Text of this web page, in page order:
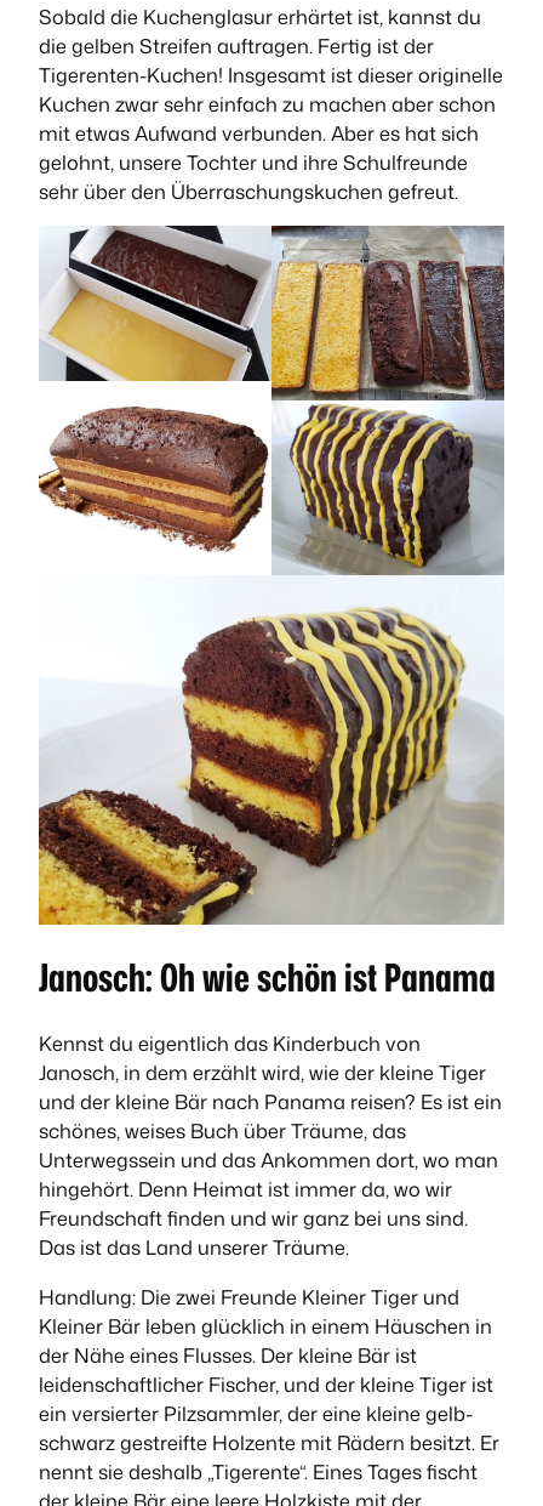
Sobald die Kuchenglasur erhärtet ist, kannst du
die gelben Streifen auftragen. Fertig ist der
Tigerenten-Kuchen! Insgesamt ist dieser originelle
Kuchen zwar sehr einfach zu machen aber schon
mit etwas Aufwand verbunden. Aber es hat sich
gelohnt, unsere Tochter und ihre Schulfreunde
sehr über den Überraschungskuchen gefreut.
Janosch: Oh wie schön ist Panama
Kennst du eigentlich das Kinderbuch von
Janosch, in dem erzählt wird, wie der kleine Tiger
und der kleine Bär nach Panama reisen? Es ist ein
schönes, weises Buch über Träume, das
Unterwegssein und das Ankommen dort, wo man
hingehört. Denn Heimat ist immer da, wo wir
Freundschaft finden und wir ganz bei uns sind.
Das ist das Land unserer Träume.
Handlung: Die zwei Freunde Kleiner Tiger und
Kleiner Bär leben glücklich in einem Häuschen in
der Nähe eines Flusses. Der kleine Bär ist
leidenschaftlicher Fischer, und der kleine Tiger ist
ein versierter Pilzsammler, der eine kleine gelb-
schwarz gestreifte Holzente mit Rädern besitzt. Er
nennt sie deshalb „Tigerente“. Eines Tages fischt
der kleine Bär eine leere Holzkiste mit der